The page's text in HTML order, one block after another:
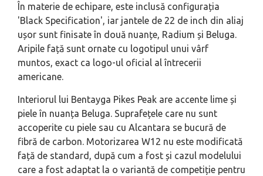
În materie de echipare, este inclusă configurația
'Black Specification', iar jantele de 22 de inch din aliaj
ușor sunt finisate în două nuanțe, Radium și Beluga.
Aripile față sunt ornate cu logotipul unui vârf
muntos, exact ca logo-ul oficial al întrecerii
americane.
Interiorul lui Bentayga Pikes Peak are accente lime și
piele în nuanța Beluga. Suprafețele care nu sunt
accoperite cu piele sau cu Alcantara se bucură de
fibră de carbon. Motorizarea W12 nu este modificată
față de standard, după cum a fost și cazul modelului
care a fost adaptat la o variantă de competiție pentru